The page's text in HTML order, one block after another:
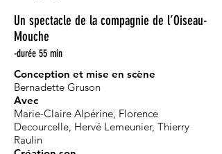
Un spectacle de la compagnie de l’Oiseau-
Mouche
-durée 55 min
Conception et mise en scène
Bernadette Gruson
Avec
Marie-Claire Alpérine, Florence
Decourcelle, Hervé Lemeunier, Thierry
Raulin